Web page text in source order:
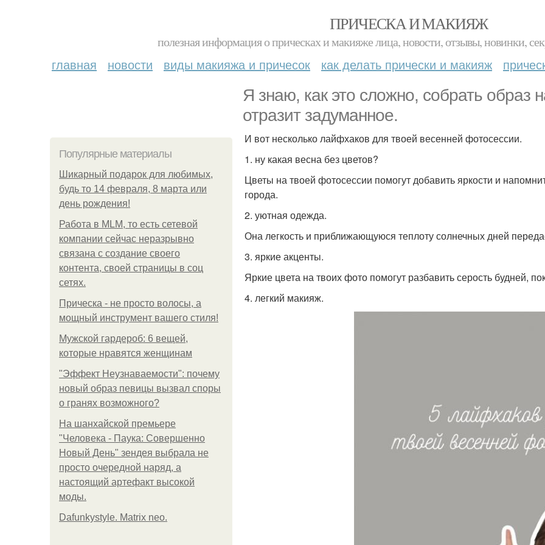
ПРИЧЕСКА И МАКИЯЖ
полезная информация о прическах и макияже лица, новости, отзывы, новинки,
главная новости виды макияжа и причесок как делать прически и макияж
Я знаю, как это сложно, собрать образ
отразит задуманное.
Популярные материалы
Шикарный подарок для любимых,
будь то 14 февраля, 8 марта или
день рождения!
Работа в MLM, то есть сетевой
компании сейчас неразрывно
связана с создание своего
контента, своей страницы в соц
сетях.
Прическа - не просто волосы, а
мощный инструмент вашего стиля!
Мужской гардероб: 6 вещей,
которые нравятся женщинам
"Эффект Неузнаваемости": почему
новый образ певицы вызвал споры
о гранях возможного?
На шанхайской премьере
"Человека - Паука: Совершенно
Новый День" зендея выбрала не
просто очередной наряд, а
настоящий артефакт высокой
моды.
Dafunkystyle. Matrix neo.
И вот несколько лайфхаков для твоей весенней фотосессии.
1. ну какая весна без цветов?
Цветы на твоей фотосессии помогут добавить яркости и
города.
2. уютная одежда.
Она легкость и приближающуюся теплоту солнечных дней
3. яркие акценты.
Яркие цвета на твоих фото помогут разбавить серость будней,
4. легкий макияж.